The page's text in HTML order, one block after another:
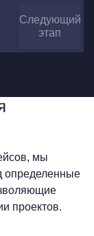
Следующий
этап
мы
определенные
проектов.